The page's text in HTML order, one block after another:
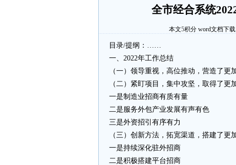
全市经合系统
本文5积分 word文档下载
目录/提纲：……
一、2022年工作总结
（一）领导重视，高位推动，营造了更
（二）紧盯项目，集中攻坚，取得了更
一是制造业招商有质有量
二是服务外包产业发展有声有色
三是外资招引有序有力
（三）创新方法，拓宽渠道，搭建了更
一是持续深化驻外招商
二是积极搭建平台招商